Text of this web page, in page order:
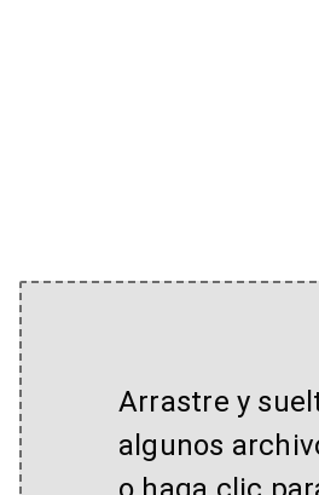
Arrastre y
algunos